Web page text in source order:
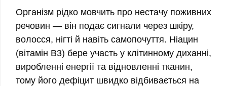
Організм рідко мовчить про нестачу поживних
речовин — він подає сигнали через шкіру,
волосся, нігті й навіть самопочуття. Ніацин
(вітамін B3) бере участь у клітинному диханні,
виробленні енергії та відновленні тканин,
тому його дефіцит швидко відбивається на